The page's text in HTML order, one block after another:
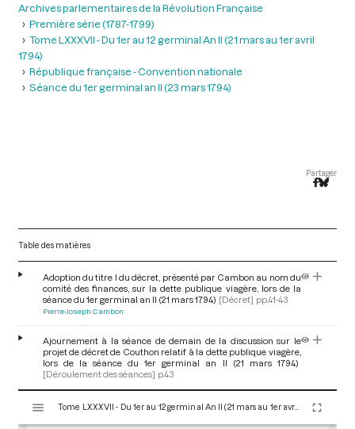
Archives parlementaires de la Révolution Française
Première série (1787-1799)
Tome LXXXVII - Du 1er au 12 germinal An II (21 mars au 1er avril
1794)
République française - Convention nationale
Séance du 1er germinal an II (23 mars 1794)
Partager
Table des matières
Adoption du titre I du décret, présenté par Cambon au nom du
comité des finances, sur la dette publique viagère, lors de la
séance du 1er germinal an II (21 mars 1794) [Décret] pp.41-43
Pierre-Joseph Cambon
Ajournement à la séance de demain de la discussion sur le
projet de décret de Couthon relatif à la dette publique viagère,
lors de la séance du 1er germinal an II (21 mars 1794)
[Déroulement des séances] p.43